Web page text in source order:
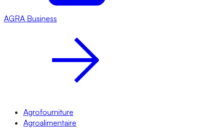
AGRA Business
Agrofourniture
Agroalimentaire